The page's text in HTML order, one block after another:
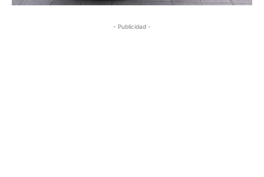
- Publicidad -